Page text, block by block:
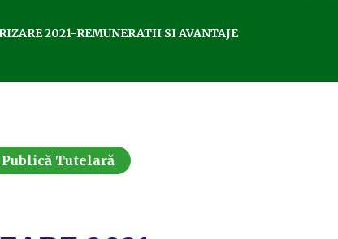
2021-REMUNERATII SI AVANTAJE
Tutelară